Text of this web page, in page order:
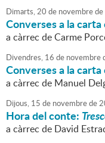
Dimarts,20 de novembrede
Converses a la
a càrrec de Carme
Divendres, 16 de novembre
Converses a la carta
a càrrec de Manuel
Dijous, 15 de novembrede
Hora del conte:
a càrrec de David